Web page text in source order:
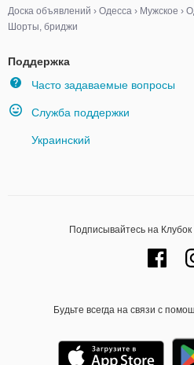
Доска объявлений › Одесса › Мужское ›
Шорты, бриджи
Поддержка
Часто задаваемые вопросы
Служба поддержки
Украинский
Подписывайтесь на
Будьте всегда на связи с